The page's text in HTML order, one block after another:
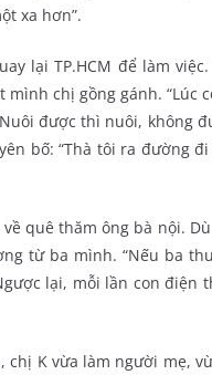
xa hơn”.
lại TP.HCM để làm
chị gồng gánh. “Lúc
được thì nuôi, không
bố: “Thà tôi ra đường
quê thăm ông bà nội.
từ ba mình. “Nếu ba
lại, mỗi lần con điện
K vừa làm người mẹ,